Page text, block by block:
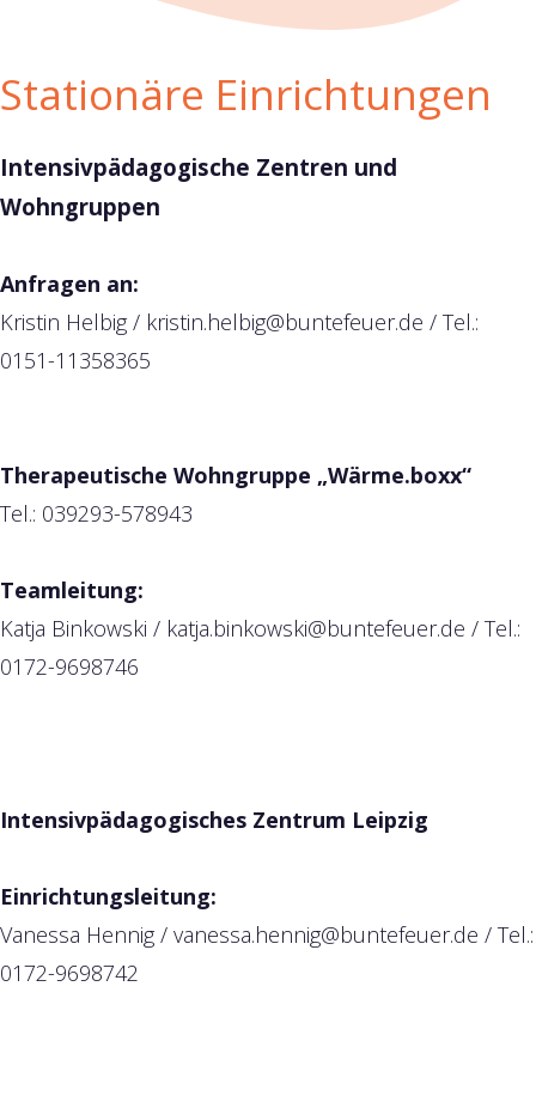
Stationäre Einrichtungen
Intensivpädagogische Zentren und
Wohngruppen
Anfragen an:
Kristin Helbig / kristin.helbig@buntefeuer.de / Tel.:
0151-11358365
Therapeutische Wohngruppe „Wärme.boxx“
Tel.: 039293-578943
Teamleitung:
Katja Binkowski / katja.binkowski@buntefeuer.de / Tel.:
0172-9698746
Intensivpädagogisches Zentrum Leipzig
Einrichtungsleitung:
Vanessa Hennig / vanessa.hennig@buntefeuer.de / Tel.:
0172-9698742